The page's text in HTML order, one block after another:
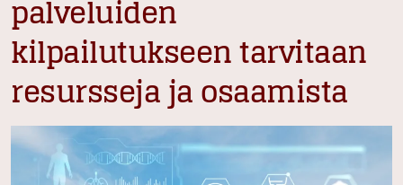
palveluiden
kilpailutukseen tarvitaan
resursseja ja osaamista